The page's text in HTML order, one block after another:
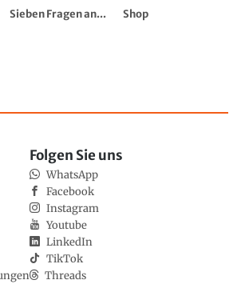
Sieben Fragen an...
Shop
Folgen Sie uns
WhatsApp
Facebook
Instagram
Youtube
LinkedIn
TikTok
Threads